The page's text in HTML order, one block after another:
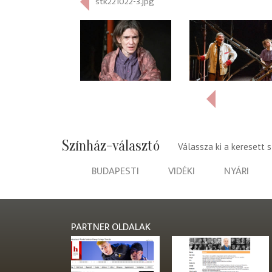
Színház-választó Válassza ki a keresett
BUDAPESTI VIDÉKI NYÁRI
PARTNER OLDALAK